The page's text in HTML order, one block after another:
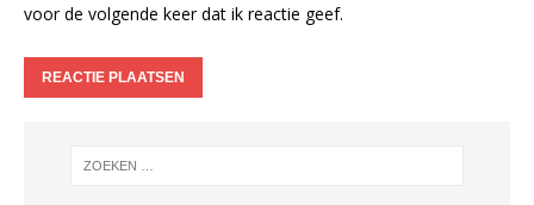
voor de volgende keer dat ik reactie geef.